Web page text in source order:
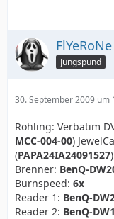
FlYeRoNe
Jungspund
30. September 2009 um
Rohling: Verbatim
MCC-004-00)
(PAPA24IA24091527)
Brenner: BenQ-
Burnspeed: 6x
Reader 1: BenQ-
Reader 2: BenQ-